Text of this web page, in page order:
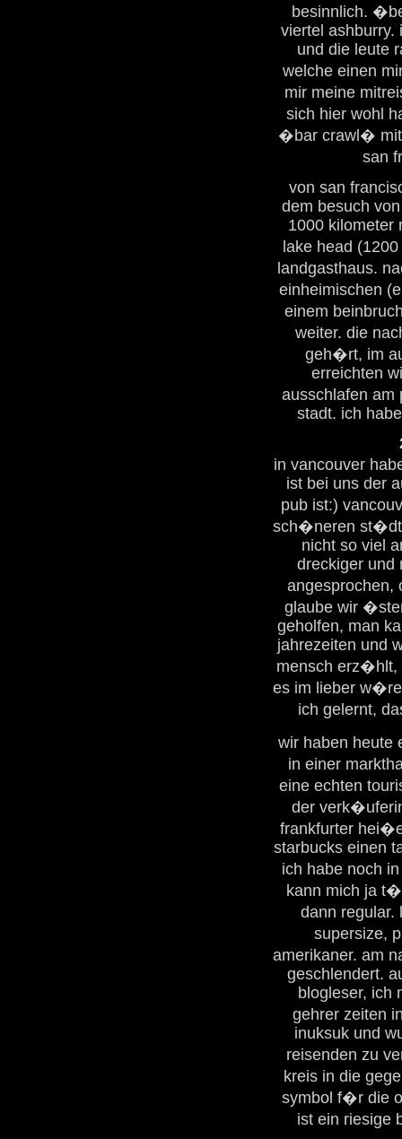
besinnlich.
viertel ashburry.
und die leute
welche einen
mir meine
sich hier wohl
�bar crawl� mit
san
von san
dem besuch
1000 kilometer
lake head
landgasthaus.
einheimischen
einem
weiter. die
geh�rt, im
erreichten
ausschlafen
stadt. ich
in vancouver
ist bei uns der
pub ist:)
sch�neren
nicht so viel
dreckiger und
glaube wir
geholfen, man
jahrezeiten und
mensch erz�hlt,
es im lieber
ich gelernt,
wir haben heute
in einer
eine echten
der
frankfurter
starbucks einen
ich habe noch
kann mich ja
dann
supersize,
amerikaner. am
geschlendert.
blogleser, ich
gehrer zeiten
inuksuk und
reisenden zu
kreis in die
symbol f�r die
ist ein riesige